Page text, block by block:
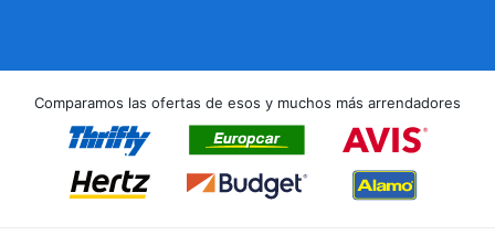
Comparamos las ofertas de esos y muchos más arrendadores